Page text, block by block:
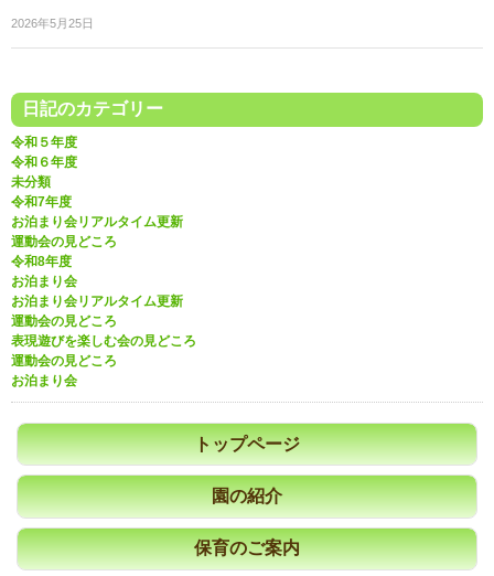
2026年5月25日
日記のカテゴリー
令和５年度
令和６年度
未分類
令和7年度
お泊まり会リアルタイム更新
運動会の見どころ
令和8年度
お泊まり会
お泊まり会リアルタイム更新
運動会の見どころ
表現遊びを楽しむ会の見どころ
運動会の見どころ
お泊まり会
トップページ
園の紹介
保育のご案内